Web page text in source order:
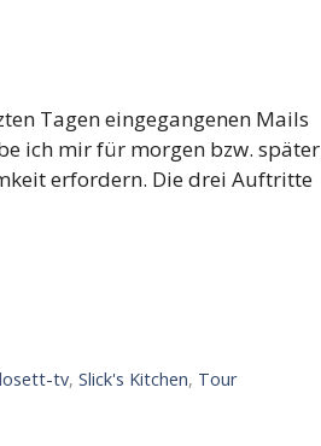
Tagen eingegangenen Mails
ich mir für morgen bzw. später
erfordern. Die drei Auftritte
tv,Slick's Kitchen, Tour